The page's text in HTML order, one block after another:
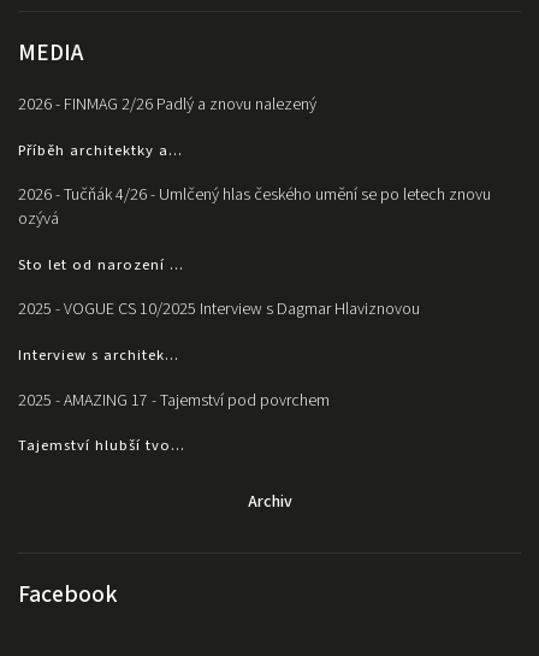
MEDIA
2026 - FINMAG 2/26 Padlý a znovu nalezený
Příběh architektky a...
2026 - Tučňák 4/26 - Umlčený hlas českého umění se po letech znovu
ozývá
Sto let od narození ...
2025 - VOGUE CS 10/2025 Interview s Dagmar Hlaviznovou
Interview s architek...
2025 - AMAZING 17 - Tajemství pod povrchem
Tajemství hlubší tvo...
Archiv
Facebook